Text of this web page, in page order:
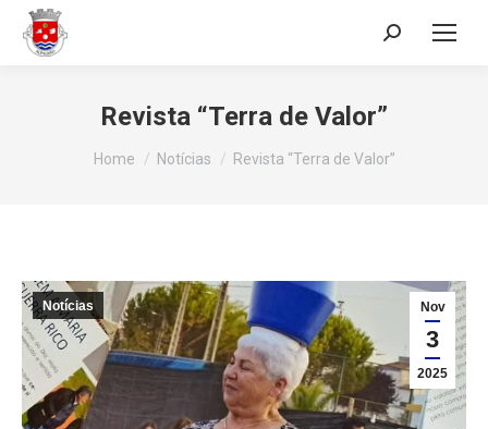
Search:
Revista “Terra de Valor”
You are here:
Home Notícias Revista “Terra de Valor”
Nov
3
2025
Notícias